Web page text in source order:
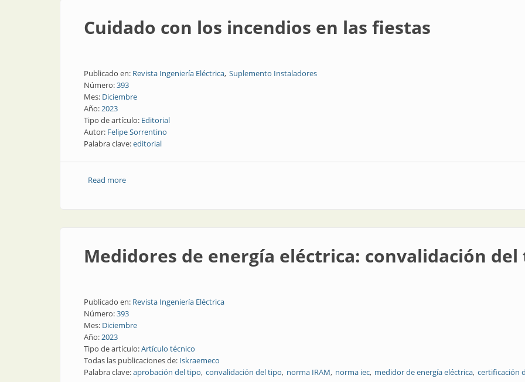
Cuidado con los incendios en las fiestas
Publicado en: Revista Ingeniería Eléctrica Suplemento Instaladores
Número:393
Mes: Diciembre
Año:2023
Tipo de artículo: Editorial
Autor: Felipe Sorrentino
Palabra clave:editorial
Read moreabout Cuidado con los incendios en las fiestas
Medidores de energía eléctrica: convalidación
Publicado en: Revista Ingeniería Eléctrica
Número:393
Mes: Diciembre
Año:2023
Tipo de artículo:Artículo técnico
Todas las publicaciones de: Iskraemeco
Palabra clave:aprobación del tipo convalidación del tipo norma IRAM norma iec medidor de energía eléctrica certificación